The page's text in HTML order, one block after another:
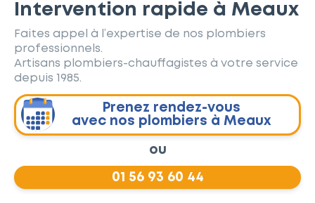
Intervention rapide à Meaux
Faites appel à l’expertise de nos plombiers
professionnels.
Artisans plombiers-chauffagistes à votre service
depuis 1985.
Prenez rendez-vous
avec nos plombiers à Meaux
ou
01 56 93 60 44